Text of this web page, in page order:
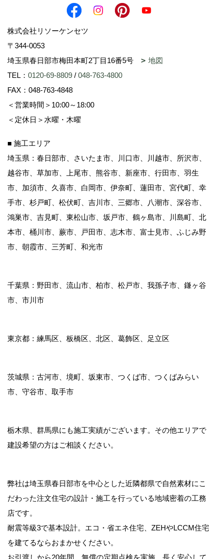
株式会社リソーケンセツ
〒344-0053
埼玉県春日部市梅田本町2丁目16番5号
地図
TEL： 0120-69-8809 / 048-763-4800
FAX：048-763-4848
＜営業時間＞10:00～18:00
＜定休日＞水曜・木曜
■ 施工エリア
埼玉県：春日部市、さいたま市、川口市、川越市、所沢市、
越谷市、草加市、上尾市、熊谷市、新座市、行田市、羽生
市、加須市、久喜市、白岡市、伊奈町、蓮田市、宮代町、幸
手市、杉戸町、松伏町、吉川市、三郷市、八潮市、深谷市、
鴻巣市、吉見町、東松山市、坂戸市、鶴ヶ島市、川島町、北
本市、桶川市、蕨市、戸田市、志木市、富士見市、ふじみ野
市、朝霞市、三芳町、和光市
千葉県：野田市、流山市、柏市、松戸市、我孫子市、鎌ヶ谷
市、市川市
東京都：練馬区、板橋区、北区、葛飾区、足立区
茨城県：古河市、境町、坂東市、つくば市、つくばみらい
市、守谷市、取手市
栃木県、群馬県にも施工実績がございます。その他エリアで
建設希望の方はご相談ください。
弊社は埼玉県春日部市を中心とした近隣都県で自然素材にこ
だわった注文住宅の設計・施工を行っている地域密着の工務
店です。
耐震等級3で基本設計。エコ・省エネ住宅、ZEHやLCCM住宅
を建てるならおまかせください。
お引渡しから20年間、無償の定期点検を実施。長く安心して